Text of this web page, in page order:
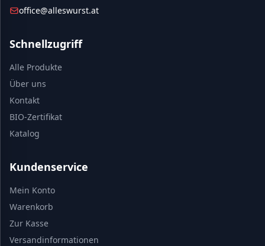
office@alleswurst.at
Schnellzugriff
Alle Produkte
Über uns
Kontakt
BIO-Zertifikat
Katalog
Kundenservice
Mein Konto
Warenkorb
Zur Kasse
Versandinformationen